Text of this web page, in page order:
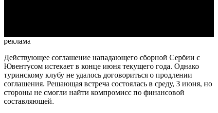
реклама
Действующее соглашение нападающего сборной Сербии с
Ювентусом истекает в конце июня текущего года. Однако
туринскому клубу не удалось договориться о продлении
соглашения. Решающая встреча состоялась в среду, 3 июня, но
стороны не смогли найти компромисс по финансовой
составляющей.